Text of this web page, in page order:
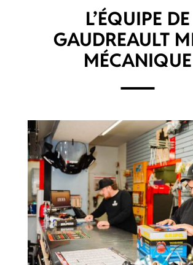
L’ÉQUIPE DE
GAUDREAULT
MÉCANIQUE